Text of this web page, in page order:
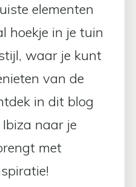
elementen
hoekje in je tuin
waar je kunt
van de
in dit blog
naar je
met